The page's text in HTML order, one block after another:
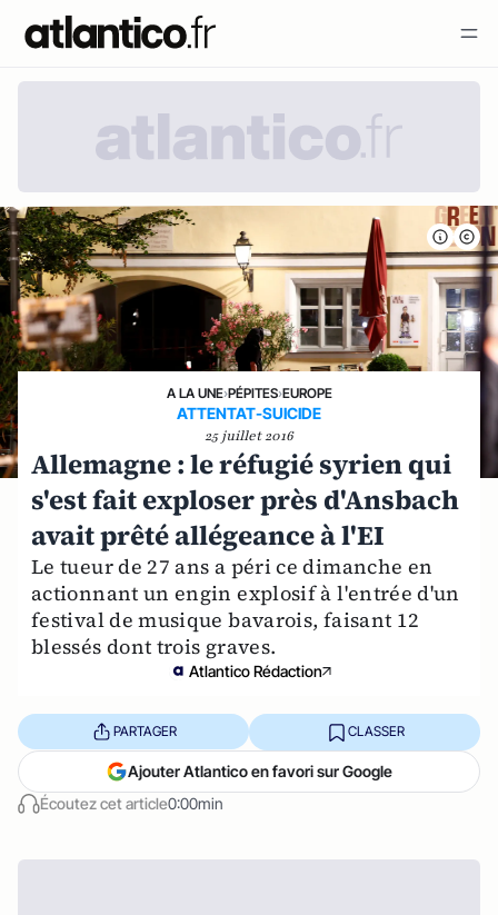
A LA UNE›PÉPITES›EUROPE
ATTENTAT-SUICIDE
25 juillet 2016
Allemagne : le réfugié syrien qui
s'est fait exploser près d'Ansbach
avait prêté allégeance à l'EI
Le tueur de 27 ans a péri ce dimanche en
actionnant un engin explosif à l'entrée d'un
festival de musique bavarois, faisant 12
blessés dont trois graves.
Atlantico Rédaction
Écoutez cet article0:00min
PARTAGER CLASSER
Ajouter Atlantico en favori sur Google